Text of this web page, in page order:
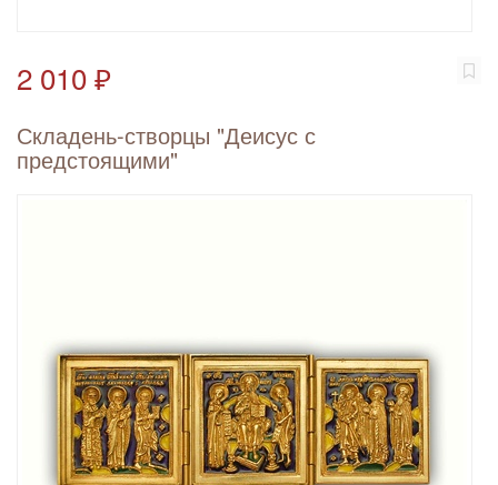
2 010 ₽
Складень-створцы "Деисус с
предстоящими"